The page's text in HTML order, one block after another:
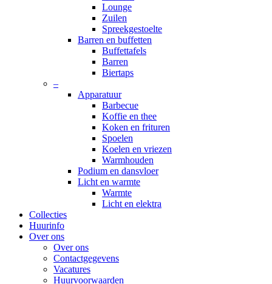
Lounge
Zuilen
Spreekgestoelte
Barren en buffetten
Buffettafels
Barren
Biertaps
–
Apparatuur
Barbecue
Koffie en thee
Koken en frituren
Spoelen
Koelen en vriezen
Warmhouden
Podium en dansvloer
Licht en warmte
Warmte
Licht en elektra
Collecties
Huurinfo
Over ons
Over ons
Contactgegevens
Vacatures
Huurvoorwaarden